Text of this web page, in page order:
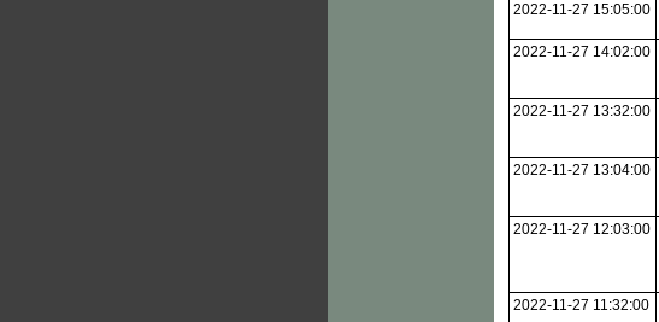
2022-11-27 15:05:00
2022-11-27 14:02:00
2022-11-27 13:32:00
2022-11-27 13:04:00
2022-11-27 12:03:00
2022-11-27 11:32:00